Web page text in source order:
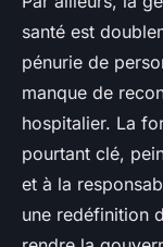
santé est
pénurie de
manque de
hospitalier. La
pourtant clé,
et à la
une redéfinition